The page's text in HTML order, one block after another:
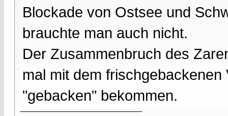
Blockade von Ostsee und
brauchte man auch nicht.
Der Zusammenbruch des
mal mit dem
"gebacken" bekommen.